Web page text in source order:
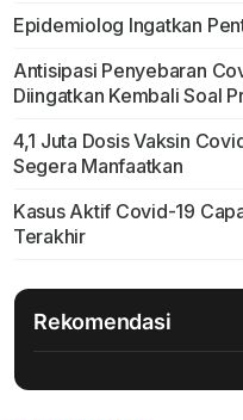
Epidemiolog Ingatkan
Antisipasi Penyebaran
Diingatkan Kembali Soal
4,1 Juta Dosis Vaksin
Segera Manfaatkan
Kasus Aktif Covid-19
Terakhir
Rekomendasi